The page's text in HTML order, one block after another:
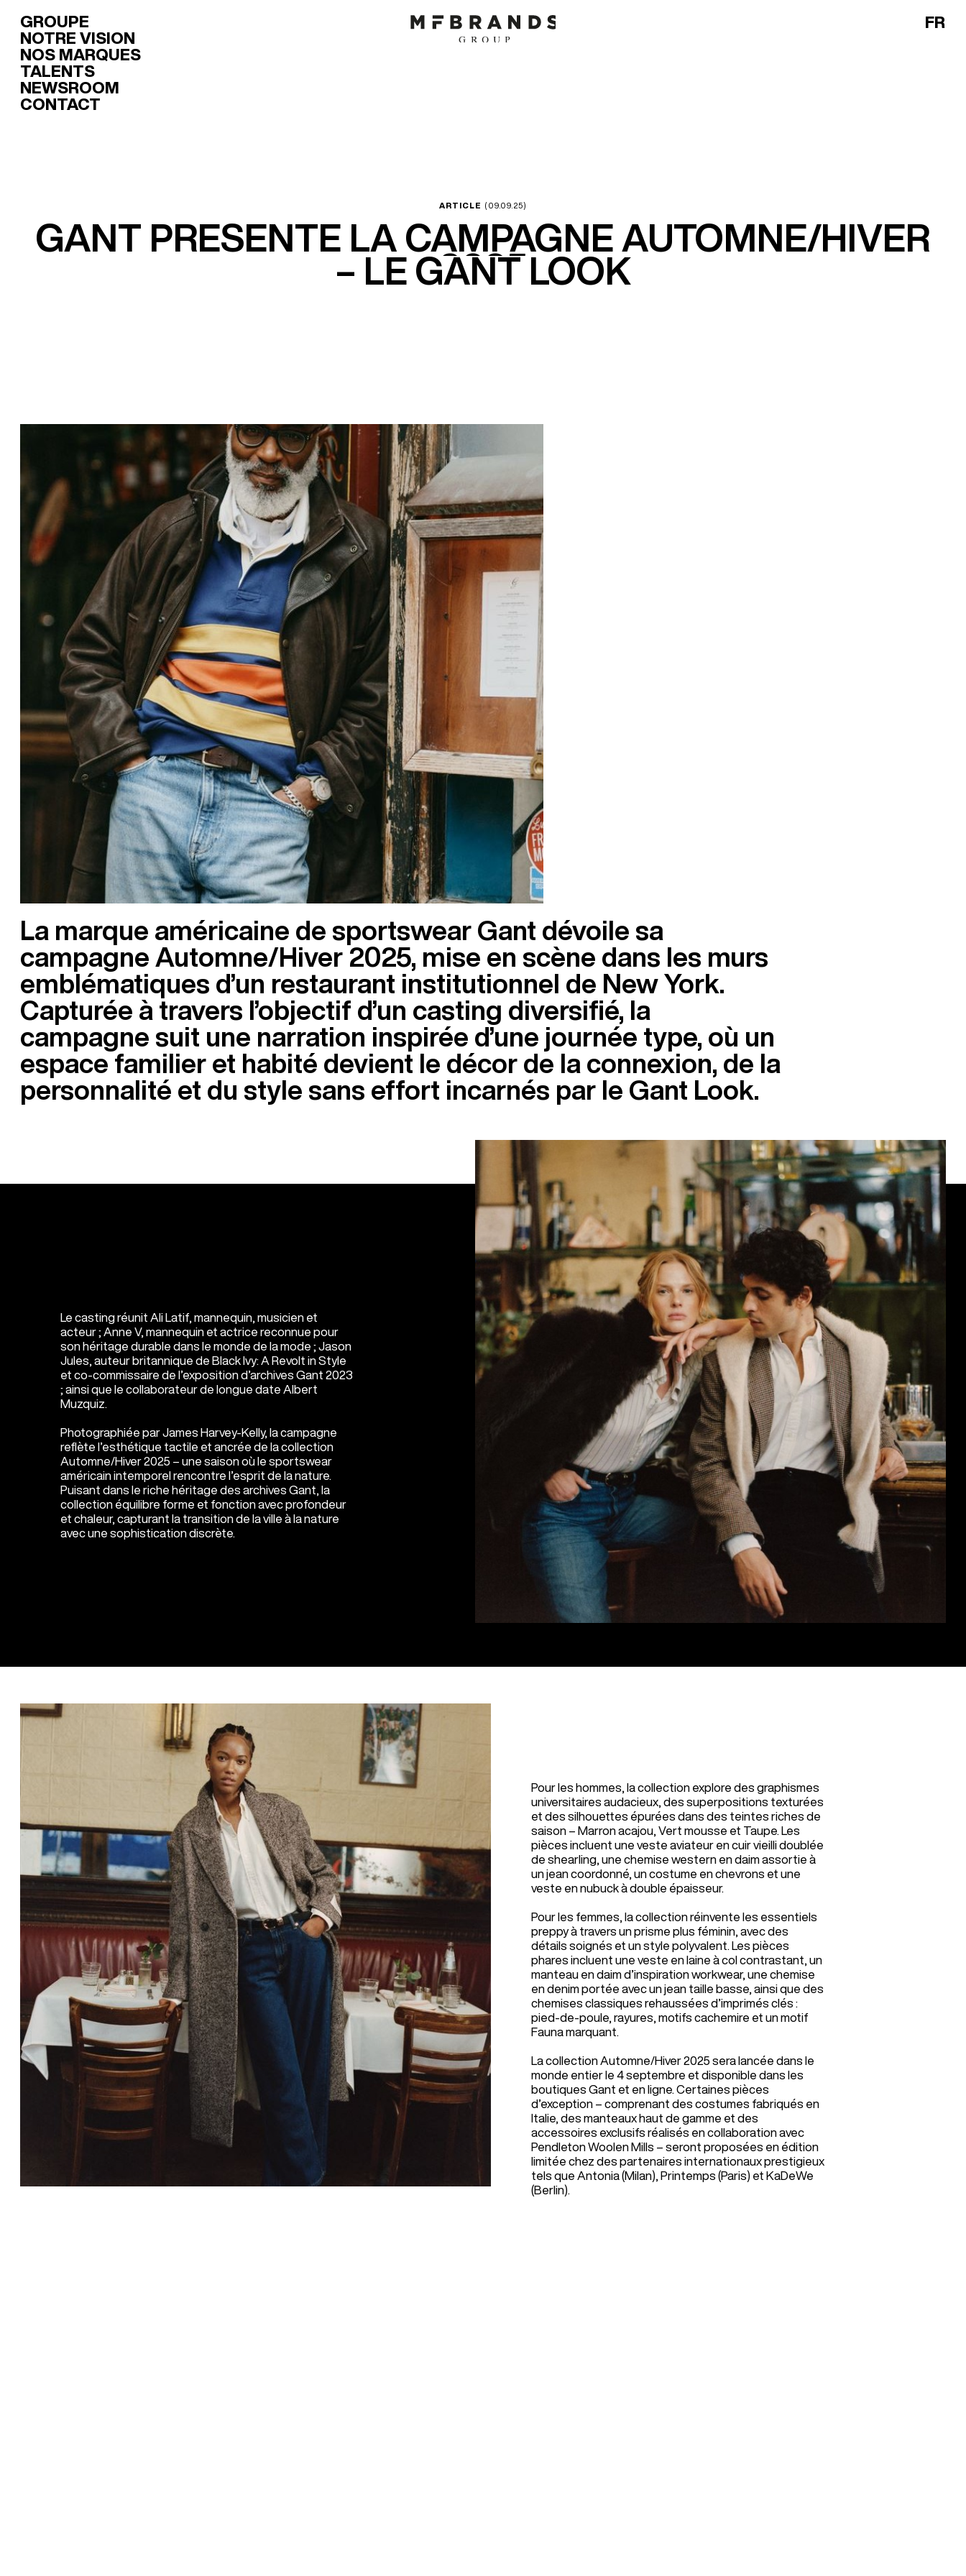
GROUPE
NOTRE VISION
NOS MARQUES
TALENTS
NEWSROOM
CONTACT
FR
ARTICLE (09.09.25)
GANT PRÉSENTE LA CAMPAGNE AUTOMNE/HIVER
2025
– LE GANT LOOK
La marque américaine de sportswear Gant dévoile sa
campagne Automne/Hiver 2025, mise en scène dans les murs
emblématiques d’un restaurant institutionnel de New York.
Capturée à travers l’objectif d’un casting diversifié, la
campagne suit une narration inspirée d’une journée type, où un
espace familier et habité devient le décor de la connexion, de la
personnalité et du style sans effort incarnés par le Gant Look.
Le casting réunit Ali Latif, mannequin, musicien et
acteur ; Anne V, mannequin et actrice reconnue pour
son héritage durable dans le monde de la mode ; Jason
Jules, auteur britannique de Black Ivy: A Revolt in Style
et co-commissaire de l’exposition d’archives Gant 2023
; ainsi que le collaborateur de longue date Albert
Muzquiz.
Photographiée par James Harvey-Kelly, la campagne
reflète l’esthétique tactile et ancrée de la collection
Automne/Hiver 2025 – une saison où le sportswear
américain intemporel rencontre l’esprit de la nature.
Puisant dans le riche héritage des archives Gant, la
collection équilibre forme et fonction avec profondeur
et chaleur, capturant la transition de la ville à la nature
avec une sophistication discrète.
Pour les hommes, la collection explore des graphismes
universitaires audacieux, des superpositions texturées
et des silhouettes épurées dans des teintes riches de
saison – Marron acajou, Vert mousse et Taupe. Les
pièces incluent une veste aviateur en cuir vieilli doublée
de shearling, une chemise western en daim assortie à
un jean coordonné, un costume en chevrons et une
veste en nubuck à double épaisseur.
Pour les femmes, la collection réinvente les essentiels
preppy à travers un prisme plus féminin, avec des
détails soignés et un style polyvalent. Les pièces
phares incluent une veste en laine à col contrastant, un
manteau en daim d’inspiration workwear, une chemise
en denim portée avec un jean taille basse, ainsi que des
chemises classiques rehaussées d’imprimés clés :
pied-de-poule, rayures, motifs cachemire et un motif
Fauna marquant.
La collection Automne/Hiver 2025 sera lancée dans le
monde entier le 4 septembre et disponible dans les
boutiques Gant et en ligne. Certaines pièces
d’exception – comprenant des costumes fabriqués en
Italie, des manteaux haut de gamme et des
accessoires exclusifs réalisés en collaboration avec
Pendleton Woolen Mills – seront proposées en édition
limitée chez des partenaires internationaux prestigieux
tels que Antonia (Milan), Printemps (Paris) et KaDeWe
(Berlin).